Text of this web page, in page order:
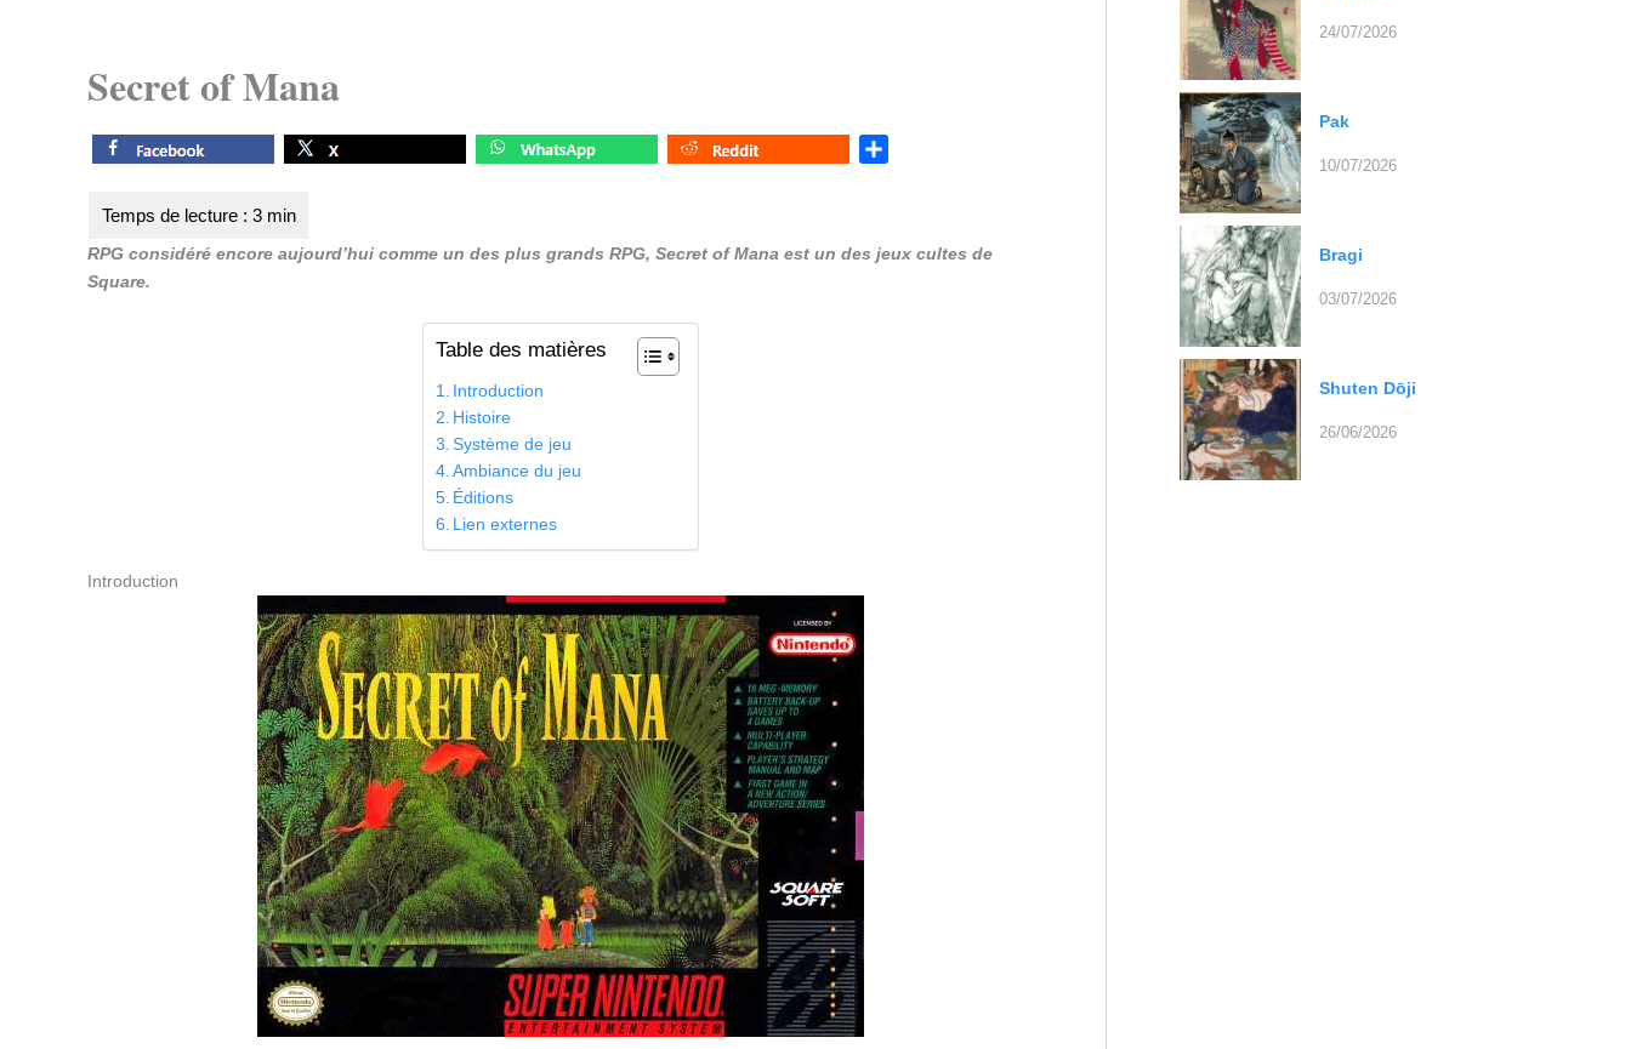
Secret of Mana
e
RPG considéré encore aujourd’hui comme un des plus grands RPG, Secret of Mana est un des jeux cultes de
Square.
Table des matières
Introduction
Histoire
Système de jeu
Ambiance du jeu
Éditions
Lien externes
Introduction
24/07/2026
Pak
10/07/2026
Bragi
03/07/2026
Shuten Dōji
26/06/2026